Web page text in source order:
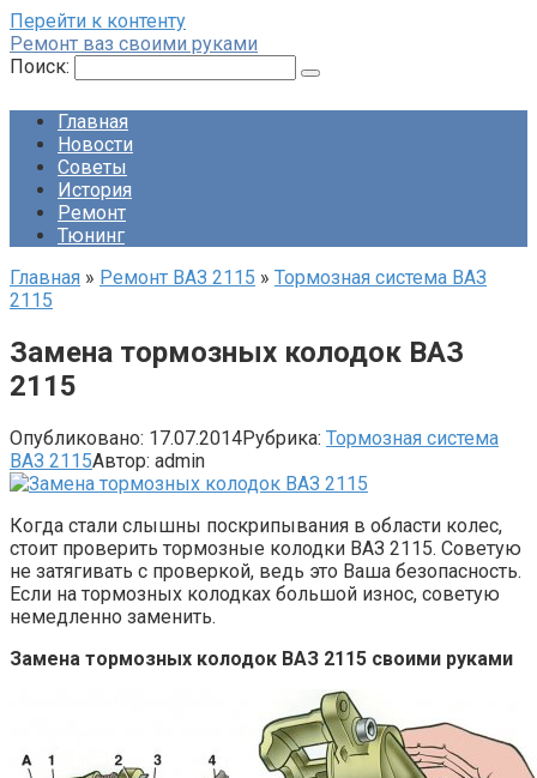
Перейти к контенту
Ремонт ваз своими руками
Поиск:
Главная
Новости
Советы
История
Ремонт
Тюнинг
Главная » Ремонт ВАЗ 2115 » Тормозная система ВАЗ
2115
Замена тормозных колодок ВАЗ
2115
Опубликовано: 17.07.2014Рубрика: Тормозная система
ВАЗ 2115Автор: admin
Когда стали слышны поскрипывания в области колес,
стоит проверить тормозные колодки ВАЗ 2115. Советую
не затягивать с проверкой, ведь это Ваша безопасность.
Если на тормозных колодках большой износ, советую
немедленно заменить.
Замена тормозных колодок ВАЗ 2115 своими руками